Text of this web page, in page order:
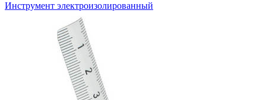
Инструмент электроизолированный